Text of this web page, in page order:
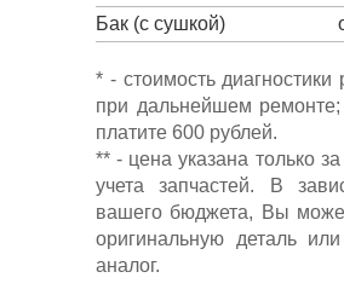
Бак (с сушкой)
* - стоимость
при дальнейшем ремонте;
платите 600 рублей.
** - цена указана только
учета запчастей. В
вашего бюджета, Вы
оригинальную деталь
аналог.